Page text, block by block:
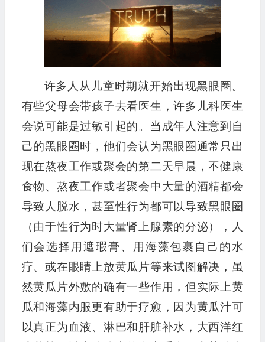
许多人从儿童时期就开始出现黑眼圈。
有些父母会带孩子去看医生，许多儿科医生
会说可能是过敏引起的。当成年人注意到自
己的黑眼圈时，他们会认为黑眼圈通常只出
现在熬夜工作或聚会的第二天早晨，不健康
食物、熬夜工作或者聚会中大量的酒精都会
导致人脱水，甚至性行为都可以导致黑眼圈
（由于性行为时大量肾上腺素的分泌），人
们会选择用遮瑕膏、用海藻包裹自己的水
疗、或在眼睛上放黄瓜片等来试图解决，虽
然黄瓜片外敷的确有一些作用，但实际上黄
瓜和海藻内服更有助于疗愈，因为黄瓜汁可
以真正为血液、淋巴和肝脏补水，大西洋红